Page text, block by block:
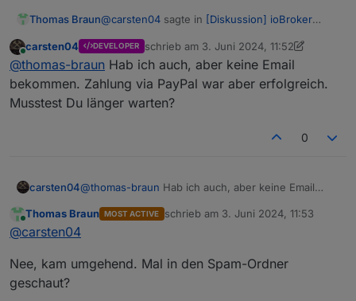
Thomas Braun@carsten04 sagte in [Diskussion] ioBroker
Wie bekommt man denn die Tickets? Nach
Zahlungseingang?
Per Email. Hab meins per PayPal bezahlt.
Online
carsten04 DEVELOPER schrieb am 3. Juni 2024, 11:52
zuletzt editiert von carsten046. März
@thomas-braun Hab ich auch, aber keine Email
bekommen. Zahlung via PayPal war aber erfolgreich.
Musstest Du länger warten?
0
carsten04@thomas-braun Hab ich auch, aber keine Email
erfolgreich. Musstest Du länger warten?
Online
Thomas Braun MOST ACTIVE schrieb am 3. Juni 2024, 11:53
zuletzt editiert von
@carsten04
Nee, kam umgehend. Mal in den Spam-Ordner
geschaut?